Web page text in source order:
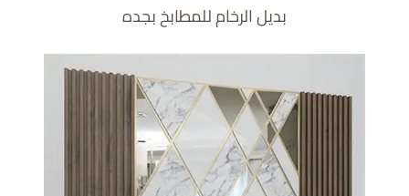
بديل الرخام للمطابخ بجده